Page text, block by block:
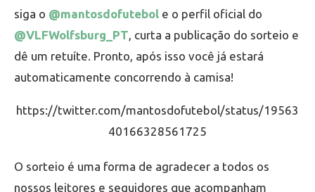
siga o @mantosdofutebol e o perfil oficial do
@VLFWolfsburg_PT, curta a publicação do sorteio e
dê um retuíte. Pronto, após isso você já estará
automaticamente concorrendo à camisa!
https://twitter.com/mantosdofutebol/status/19563
40166328561725
O sorteio é uma forma de agradecer a todos os
nossos leitores e seguidores que acompanham